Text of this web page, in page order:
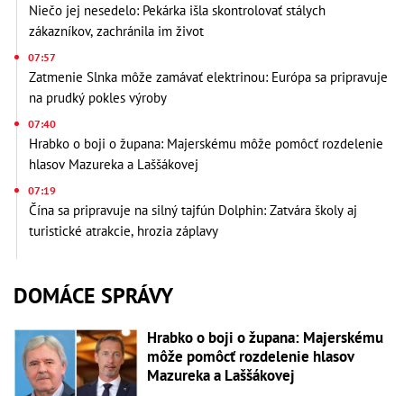
Niečo jej nesedelo: Pekárka išla skontrolovať stálych
zákazníkov, zachránila im život
07:57
Zatmenie Slnka môže zamávať elektrinou: Európa sa pripravuje
na prudký pokles výroby
07:40
Hrabko o boji o župana: Majerskému môže pomôcť rozdelenie
hlasov Mazureka a Laššákovej
07:19
Čína sa pripravuje na silný tajfún Dolphin: Zatvára školy aj
turistické atrakcie, hrozia záplavy
DOMÁCE SPRÁVY
Hrabko o boji o župana: Majerskému
môže pomôcť rozdelenie hlasov
Mazureka a Laššákovej